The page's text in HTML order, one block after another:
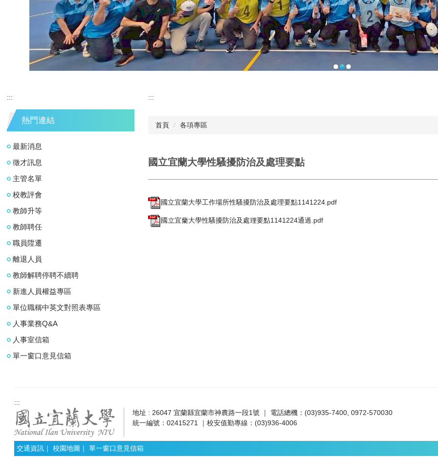
:::
熱門連結
最新消息
徵才訊息
主管名單
校教評會
教師升等
教師聘任
職員陞遷
離退人員
教師解聘停聘不續聘
新進人員權益專區
單位職稱中英文對照表專區
人事業務Q&A
人事室信箱
單一窗口意見信箱
:::
首頁 各項專區
國立宜蘭大學性騷擾防治及處理要點
國立宜蘭大學工作場所性騷擾防治及處理要點1141224.pdf
國立宜蘭大學性騷擾防治及處理要點1141224通過.pdf
:::
地址 : 26047 宜蘭縣宜蘭市神農路一段1號 ｜ 電話總機：(03)935-7400, 0972-570030
統一編號：02415271 ｜校安值勤專線：(03)936-4006
交通資訊 ｜ 校園地圖 ｜ 單一窗口意見信箱